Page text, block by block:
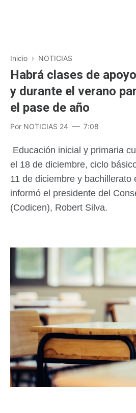
Inicio › NOTICIAS
Habrá clases de
y durante el verano
el pase de año
Por NOTICIAS 24 7:08
Educación inicial y primaria
el 18 de diciembre, ciclo
11 de diciembre y bachillerato
informó el presidente del
(Codicen), Robert Silva.